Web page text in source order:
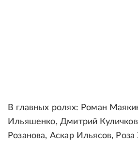
В главных ролях: Роман
Ильяшенко, Дмитрий
Розанова, Аскар Ильясов,